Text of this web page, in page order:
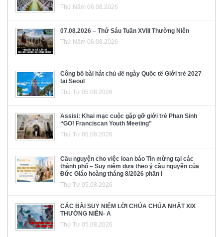
Thứ Năm 06.08.2026
07.08.2026 – Thứ Sáu Tuần XVIII Thường Niên
Thứ Năm 06.08.2026
Công bố bài hát chủ đề ngày Quốc tế Giới trẻ 2027
tại Seoul
Thứ Tư 05.08.2026
Assisi: Khai mạc cuộc gặp gỡ giới trẻ Phan Sinh
“GO! Franciscan Youth Meeting”
Thứ Tư 05.08.2026
Cầu nguyện cho việc loan báo Tin mừng tại các
thành phố – Suy niệm dựa theo ý cầu nguyện của
Đức Giáo hoàng tháng 8/2026 phần I
Thứ Tư 05.08.2026
CÁC BÀI SUY NIỆM LỜI CHÚA CHÚA NHẬT XIX
THƯỜNG NIÊN- A
Thứ Tư 05.08.2026